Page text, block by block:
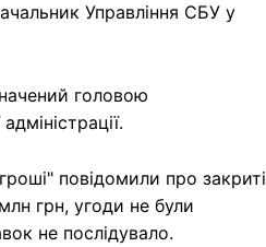
Управління СБУ у
головою
повідомили про закриті
грн, угоди не були
не послідувало.